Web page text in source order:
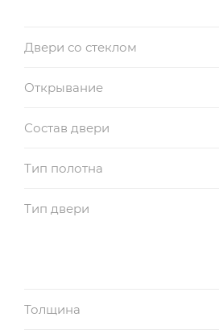
Двери со стеклом
Открывание
Состав двери
Тип полотна
Тип двери
Толщина